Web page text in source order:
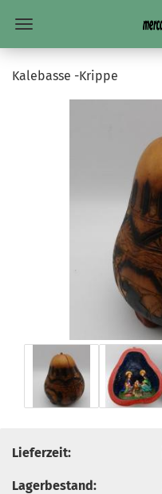
Kalebasse -Krippe
Lieferzeit:
Lagerbestand: